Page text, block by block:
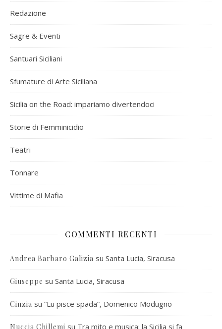
Redazione
Sagre & Eventi
Santuari Siciliani
Sfumature di Arte Siciliana
Sicilia on the Road: impariamo divertendoci
Storie di Femminicidio
Teatri
Tonnare
Vittime di Mafia
COMMENTI RECENTI
Andrea Barbaro Galizia su Santa Lucia, Siracusa
Giuseppe su Santa Lucia, Siracusa
Cinzia su “Lu pisce spada”, Domenico Modugno
Nuccia Chillemi su Tra mito e musica: la Sicilia si fa